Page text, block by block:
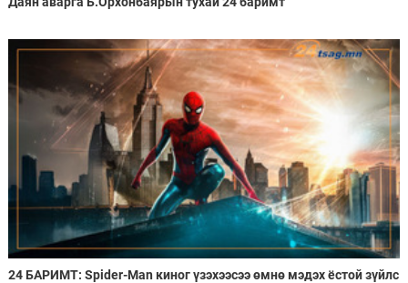
24 БАРИМТ: Spider-Man киног үзэхээсээ өмнө мэдэх ёстой зүйлс